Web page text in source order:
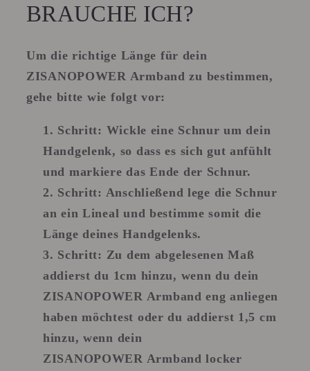
RAUCHE ICH?
Um die richtige Länge für dein
ZISANOPOWER Armband zu bestimmen,
gehe bitte wie folgt vor:
Schritt: Wickle eine Schnur um dein
Handgelenk, so dass es sich gut anfühlt
und markiere das Ende der Schnur.
Schritt: Anschließend lege die Schnur
an ein Lineal und bestimme somit die
Länge deines Handgelenks.
Schritt: Zu dem abgelesenen Maß
addierst du 1cm hinzu, wenn du dein
ZISANOPOWER Armband eng anliegen
haben möchtest oder du addierst 1,5 cm
hinzu, wenn dein
ZISANOPOWER Armband locker